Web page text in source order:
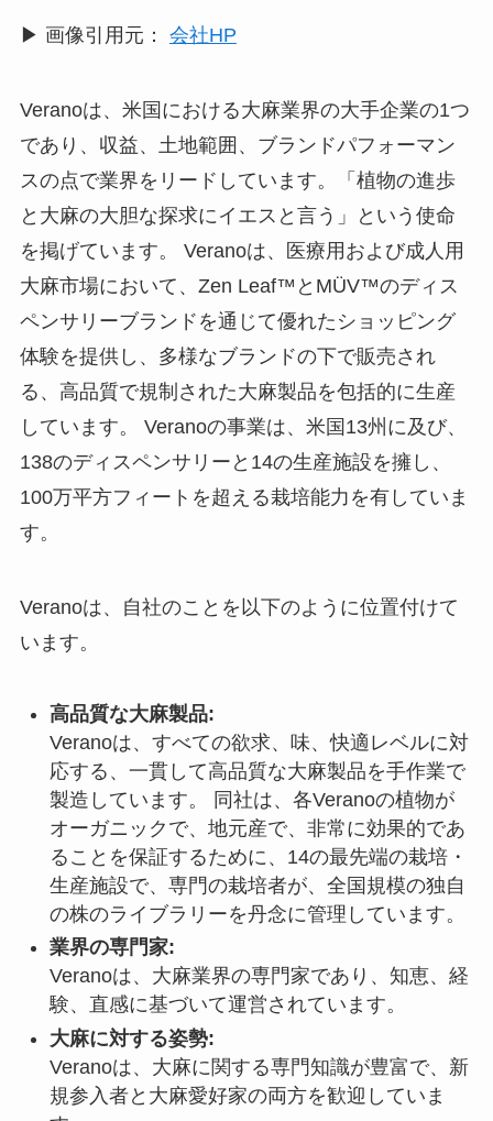
▶︎ 画像引用元： 会社HP
Veranoは、米国における大麻業界の大手企業の1つ
であり、収益、土地範囲、ブランドパフォーマン
スの点で業界をリードしています。「植物の進歩
と大麻の大胆な探求にイエスと言う」という使命
を掲げています。 Veranoは、医療用および成人用
大麻市場において、Zen Leaf™とMÜV™のディス
ペンサリーブランドを通じて優れたショッピング
体験を提供し、多様なブランドの下で販売され
る、高品質で規制された大麻製品を包括的に生産
しています。 Veranoの事業は、米国13州に及び、
138のディスペンサリーと14の生産施設を擁し、
100万平方フィートを超える栽培能力を有していま
す。
Veranoは、自社のことを以下のように位置付けて
います。
高品質な大麻製品:
Veranoは、すべての欲求、味、快適レベルに対
応する、一貫して高品質な大麻製品を手作業で
製造しています。 同社は、各Veranoの植物が
オーガニックで、地元産で、非常に効果的であ
ることを保証するために、14の最先端の栽培・
生産施設で、専門の栽培者が、全国規模の独自
の株のライブラリーを丹念に管理しています。
業界の専門家:
Veranoは、大麻業界の専門家であり、知恵、経
験、直感に基づいて運営されています。
大麻に対する姿勢:
Veranoは、大麻に関する専門知識が豊富で、新
規参入者と大麻愛好家の両方を歓迎していま